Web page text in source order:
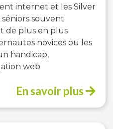
internet et les Silver
souvent
de plus en plus
novices ou les
handicap,
web
En savoir plus